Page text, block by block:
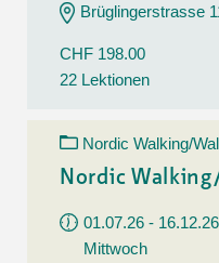
Brüglingerstrasse
CHF 198.00
22 Lektionen
Nordic Walking/
Nordic
01.07.26 - 16.12.26
Mittwoch